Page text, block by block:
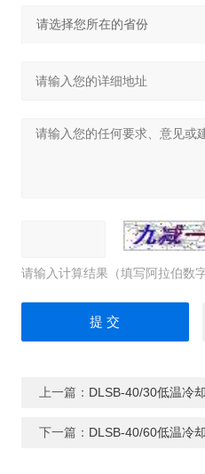
请输入计算结果（填写阿拉伯数
上一篇： DLSB-40/30低温冷
下一篇： DLSB-40/60低温冷